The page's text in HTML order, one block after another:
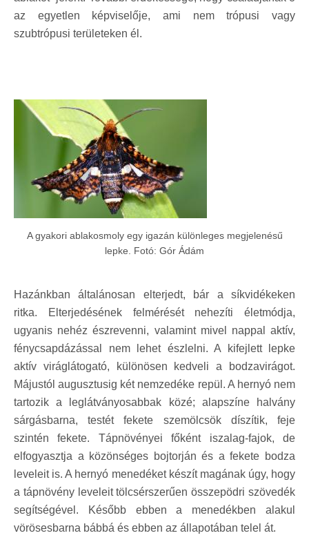
az egyetlen képviselője, ami nem trópusi vagy
szubtrópusi területeken él.
A gyakori ablakosmoly egy igazán különleges megjelenésű
lepke. Fotó: Gór Ádám
Hazánkban általánosan elterjedt, bár a síkvidékeken
ritka. Elterjedésének felmérését nehezíti életmódja,
ugyanis nehéz észrevenni, valamint mivel nappal aktív,
fénycsapdázással nem lehet észlelni. A kifejlett lepke
aktív viráglátogató, különösen kedveli a bodzavirágot.
Májustól augusztusig két nemzedéke repül. A hernyó nem
tartozik a leglátványosabbak közé; alapszíne halvány
sárgásbarna, testét fekete szemölcsök díszítik, feje
szintén fekete. Tápnövényei főként iszalag-fajok, de
elfogyasztja a közönséges bojtorján és a fekete bodza
leveleit is. A hernyó menedéket készít magának úgy, hogy
a tápnövény leveleit tölcsérszerűen összepödri szövedék
segítségével. Később ebben a menedékben alakul
vörösesbarna bábbá és ebben az állapotában telel át.